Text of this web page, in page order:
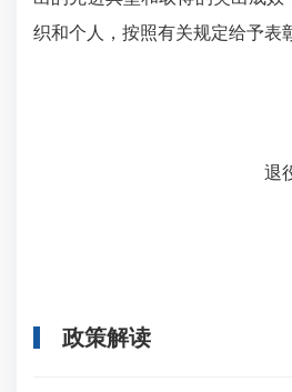
织和个人，按照有关规定给予表
退役
政策解读